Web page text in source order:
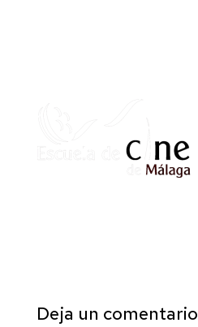
Deja un comentario